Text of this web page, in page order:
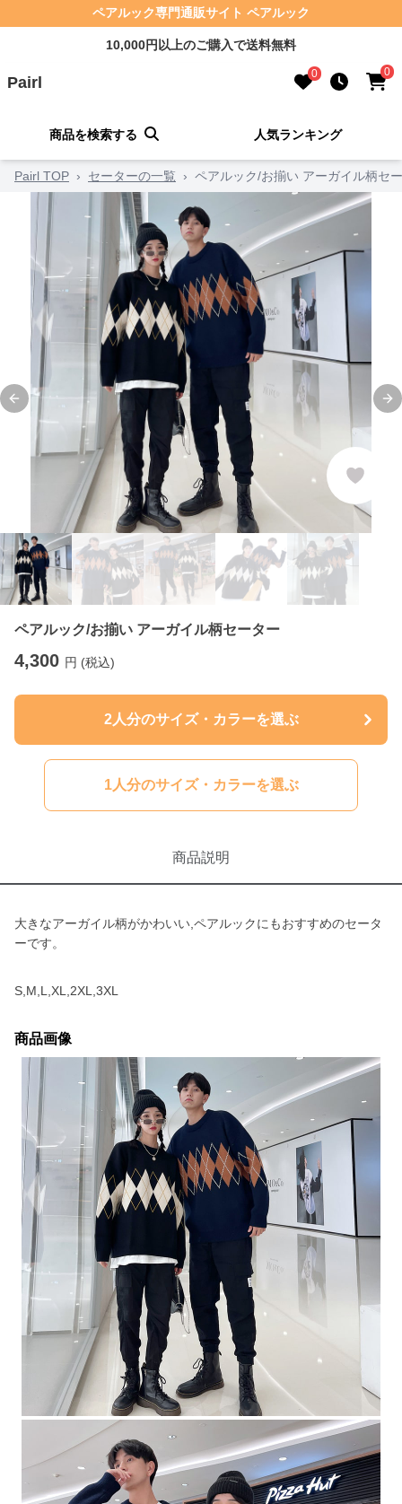
ペアルック専門通販サイト ペアルック
10,000円以上のご購入で送料無料
Pairl 0 0
商品を検索する 人気ランキング
Pairl TOP › セーターの一覧 › ペアルック/お揃い アーガイル柄セ
Previous slide
ペアルック/お揃い アーガイル柄セーター
4,300 円 (税込)
2人分のサイズ・カラーを選ぶ
1人分のサイズ・カラーを選ぶ
商品説明
大きなアーガイル柄がかわいい,ペアルックにもおすすめのセータ
ーです。
S,M,L,XL,2XL,3XL
商品画像